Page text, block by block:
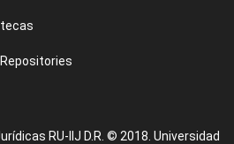
RU-IIJ D.R. © 2018. Universidad